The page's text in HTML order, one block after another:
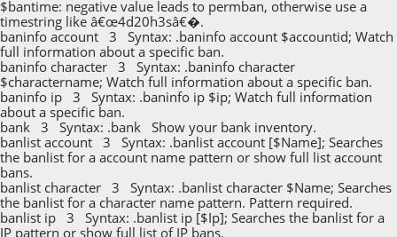
$bantime: negative value leads to permban, otherwise use a
timestring like â€œ4d20h3sâ€�.
baninfo account 3 Syntax: .baninfo account $accountid; Watch
full information about a specific ban.
baninfo character 3 Syntax: .baninfo character
$charactername; Watch full information about a specific ban.
baninfo ip 3 Syntax: .baninfo ip $ip; Watch full information
about a specific ban.
bank 3 Syntax: .bank Show your bank inventory.
banlist account 3 Syntax: .banlist account [$Name]; Searches
the banlist for a account name pattern or show full list account
bans.
banlist character 3 Syntax: .banlist character $Name; Searches
the banlist for a character name pattern. Pattern required.
banlist ip 3 Syntax: .banlist ip [$Ip]; Searches the banlist for a
IP pattern or show full list of IP bans.